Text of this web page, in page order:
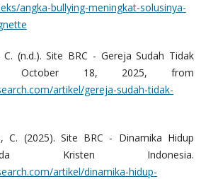
angka-bullying-meningkat-solusinya-
(n.d.). Site BRC - Gereja Sudah Tidak
October 18, 2025, from
artikel/gereja-sudah-tidak-
(2025). Site BRC - Dinamika Hidup
Kristen Indonesia.
artikel/dinamika-hidup-